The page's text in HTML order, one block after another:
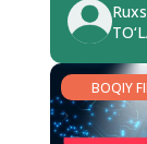
tahlili)
BOQIY